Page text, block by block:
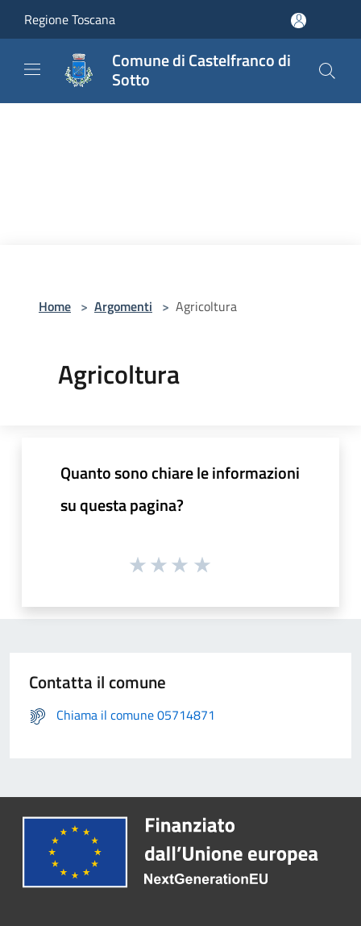
Regione Toscana
Comune di Castelfranco di
Sotto
Home > Argomenti > Agricoltura
Agricoltura
Quanto sono chiare le informazioni
su questa pagina?
Contatta il comune
Chiama il comune 05714871